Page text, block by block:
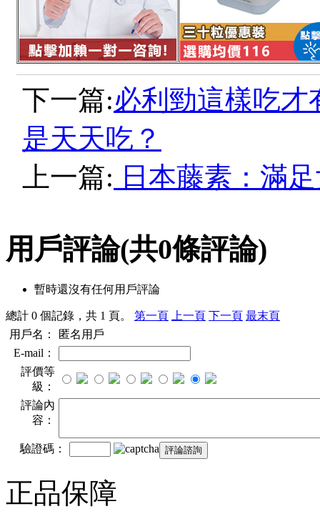
下一篇:必利勁這樣吃
是天天吃？
上一篇: 日本藤素：滿
用戶評論(共0條評論)
暫時還沒有任何用戶評論
總計 0 個記錄，共 1 頁。 第一頁 上一頁 下一頁 最末頁
用戶名：
匿名用戶
E-mail：
評價等
級：
評論內
容：
驗證碼：
正品保障